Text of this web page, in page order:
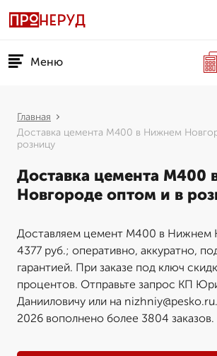
Меню
Главная
Доставка цемента М400 в Нижнем
розницу
Доставка цемента М400
Новгороде оптом и в
Доставляем цемент М400 в Нижнем
4377 руб.; оперативно, аккуратно,
гарантией. При заказе под ключ
процентов. Отправьте запрос КП
Данииловичу или на
2026 вополнено более 3804 заказов.